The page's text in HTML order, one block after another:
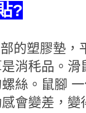
?
的塑膠墊
消秏品。
絲。鼠腳
會變差，